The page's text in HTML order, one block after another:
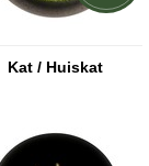
Kat / Huiskat